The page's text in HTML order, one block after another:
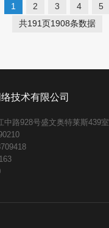
1 2 3 4 5
共191页1908条数据
技术有限公司
中路928号盛文奥特莱斯439室